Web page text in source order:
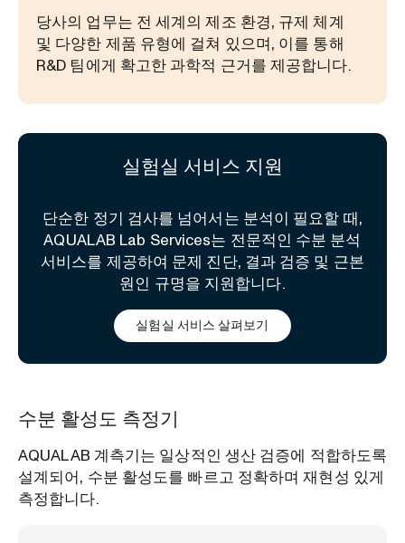
당사의 업무는 전 세계의 제조 환경, 규제 체계
및 다양한 제품 유형에 걸쳐 있으며, 이를 통해
R&D 팀에게 확고한 과학적 근거를 제공합니다.
실험실 서비스 지원
단순한 정기 검사를 넘어서는 분석이 필요할 때,
AQUALAB Lab Services는 전문적인 수분 분석
서비스를 제공하여 문제 진단, 결과 검증 및 근본
원인 규명을 지원합니다.
실험실 서비스 살펴보기
수분 활성도 측정기
AQUALAB 계측기는 일상적인 생산 검증에 적합하도록
설계되어, 수분 활성도를 빠르고 정확하며 재현성 있게
측정합니다.